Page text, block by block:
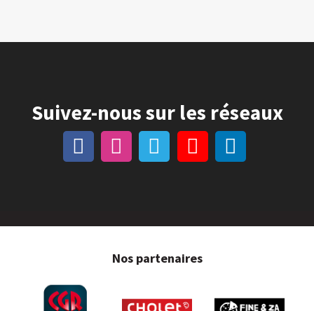
Suivez-nous sur les réseaux
Nos partenaires